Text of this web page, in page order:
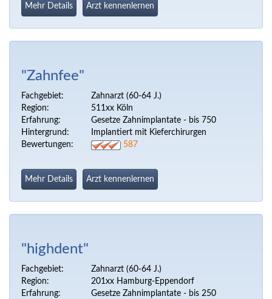
Mehr Details Arzt kennenlernen
"Zahnfee"
Fachgebiet:
Zahnarzt (60-64 J.)
Region:
511xx Köln
Erfahrung:
Gesetze Zahnimplantate - bis 750
Hintergrund:
Implantiert mit Kieferchirurgen
Bewertungen:
587
Mehr Details Arzt kennenlernen
"highdent"
Fachgebiet:
Zahnarzt (60-64 J.)
Region:
201xx Hamburg-Eppendorf
Erfahrung:
Gesetze Zahnimplantate - bis 250